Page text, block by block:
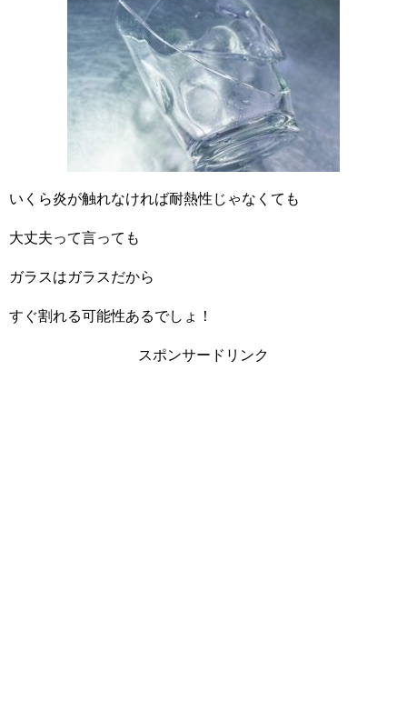
いくら炎が触れなければ耐熱性じゃなくても
大丈夫って言っても
ガラスはガラスだから
すぐ割れる可能性あるでしょ！
スポンサードリンク